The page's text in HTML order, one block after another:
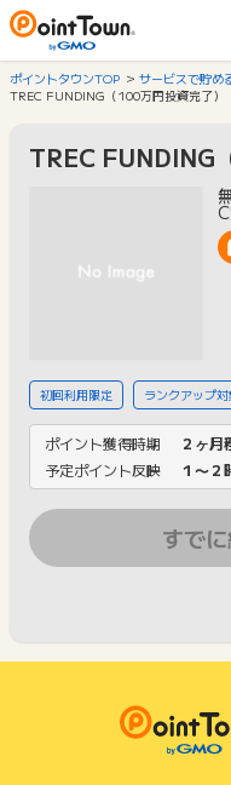
ポイントタウンTOP サービスで貯め
TREC FUNDING（100万円投資完了）
TREC FUNDING
初回利用限定 ランクアップ対
ポイント獲得時期
２ヶ月
予定ポイント反映
１〜２
すで